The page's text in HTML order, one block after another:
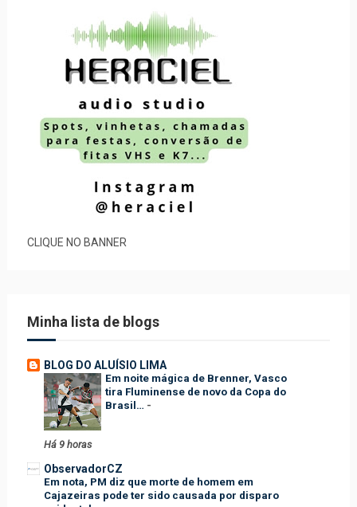
CLIQUE NO BANNER
Minha lista de blogs
BLOG DO ALUÍSIO LIMA
Em noite mágica de Brenner, Vasco
tira Fluminense de novo da Copa do
Brasil… -
Há 9 horas
ObservadorCZ
Em nota, PM diz que morte de homem em
Cajazeiras pode ter sido causada por disparo